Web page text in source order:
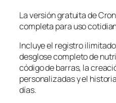
La versión gratuita de
completa para uso
Incluye el registro
desglose completo de
código de barras, la
personalizadas y el
días.